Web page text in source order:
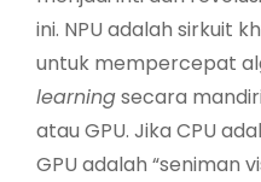
ini. NPU adalah sirkuit
untuk mempercepat
learningsecara
atau GPU. Jika CPU
GPU adalah “seniman